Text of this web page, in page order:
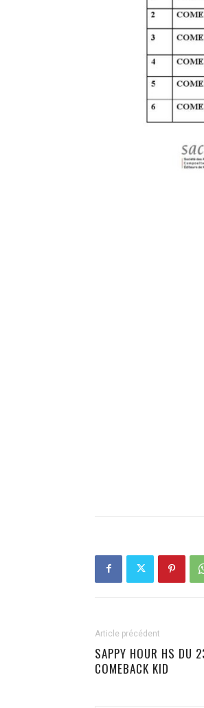
Article précédent
SAPPY HOUR HS DU
COMEBACK KID